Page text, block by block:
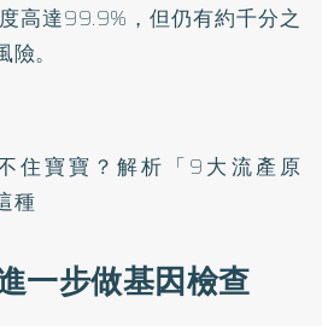
高達99.9%，但仍有約千分之
。
住寶寶？解析「9大流產原
種
一步做基因檢查